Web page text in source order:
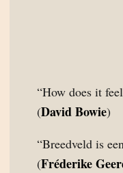
“How does it
(David Bowie)
“Breedveld is
(Fréderike